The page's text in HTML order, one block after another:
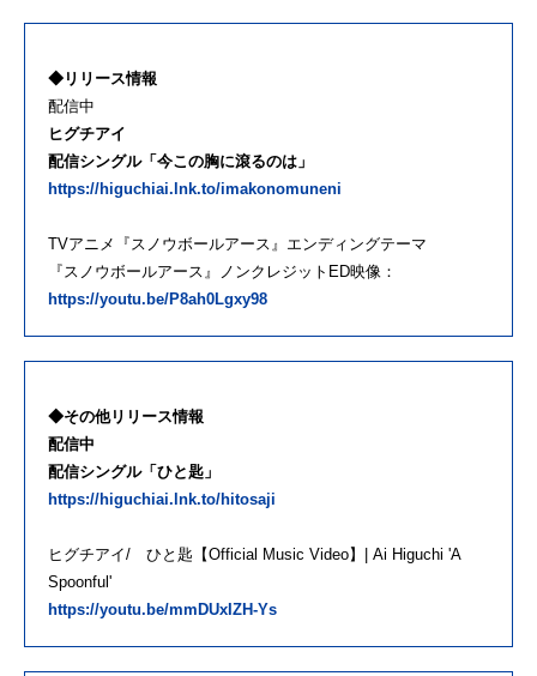
◆リリース情報
配信中
ヒグチアイ
配信シングル「今この胸に滾るのは」
https://higuchiai.lnk.to/imakonomuneni
TVアニメ『スノウボールアース』エンディングテーマ
『スノウボールアース』ノンクレジットED映像：
https://youtu.be/P8ah0Lgxy98
◆その他リリース情報
配信中
配信シングル「ひと匙」
https://higuchiai.lnk.to/hitosaji
ヒグチアイ/ ひと匙【Official Music Video】| Ai Higuchi 'A
Spoonful'
https://youtu.be/mmDUxIZH-Ys